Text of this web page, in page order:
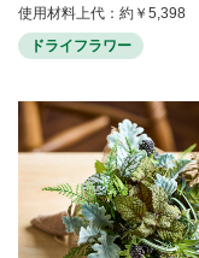
使用材料上代：約￥5,398
ドライフラワー